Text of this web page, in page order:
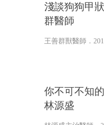
淺談狗狗甲
群醫師
王善群獸醫師 ．
你不可不知
林源盛